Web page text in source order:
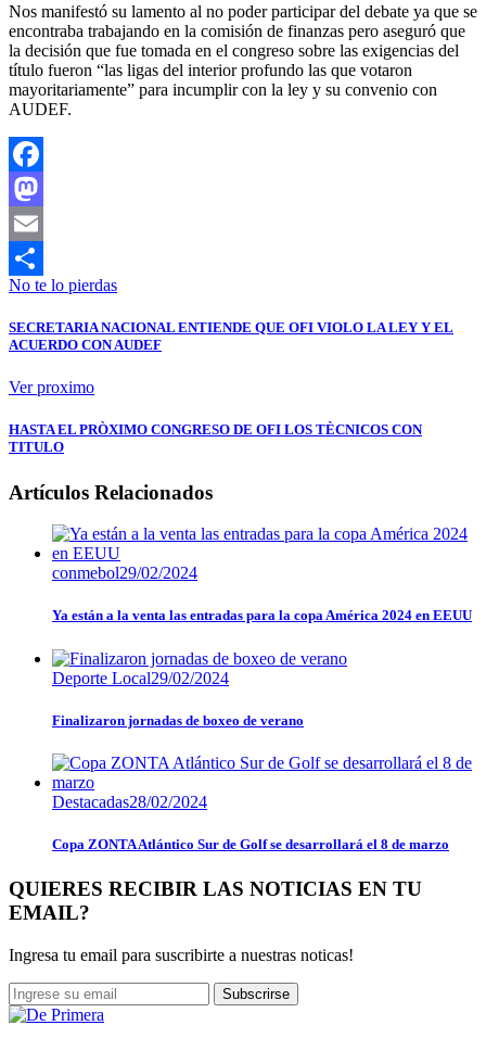
Nos manifestó su lamento al no poder participar del debate ya que se
encontraba trabajando en la comisión de finanzas pero aseguró que
la decisión que fue tomada en el congreso sobre las exigencias del
título fueron “las ligas del interior profundo las que votaron
mayoritariamente” para incumplir con la ley y su convenio con
AUDEF.
Facebook
Mastodon
Email
Compartir
No te lo pierdas
SECRETARIA NACIONAL ENTIENDE QUE OFI VIOLO LA LEY Y EL
ACUERDO CON AUDEF
Ver proximo
HASTA EL PRÒXIMO CONGRESO DE OFI LOS TÈCNICOS CON
TITULO
Artículos Relacionados
conmebol29/02/2024
Ya están a la venta las entradas para la copa América 2024 en EEUU
Deporte Local29/02/2024
Finalizaron jornadas de boxeo de verano
Destacadas28/02/2024
Copa ZONTA Atlántico Sur de Golf se desarrollará el 8 de marzo
QUIERES RECIBIR LAS NOTICIAS EN TU
EMAIL?
Ingresa tu email para suscribirte a nuestras noticas!
Subscrirse